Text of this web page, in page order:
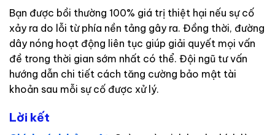
Bạn được bồi thường 100% giá trị thiệt hại nếu sự cố
xảy ra do lỗi từ phía nền tảng gây ra. Đồng thời, đường
dây nóng hoạt động liên tục giúp giải quyết mọi vấn
đề trong thời gian sớm nhất có thể. Đội ngũ tư vấn
hướng dẫn chi tiết cách tăng cường bảo mật tài
khoản sau mỗi sự cố được xử lý.
Lời kết